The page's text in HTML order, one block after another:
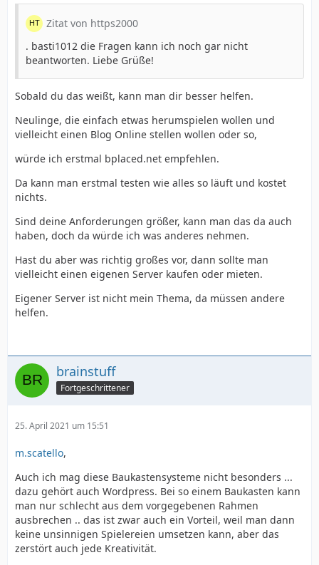
Zitat von https2000
. basti1012 die Fragen kann ich noch gar nicht
beantworten. Liebe Grüße!
Sobald du das weißt, kann man dir besser helfen.
Neulinge, die einfach etwas herumspielen wollen und
vielleicht einen Blog Online stellen wollen oder so,
würde ich erstmal bplaced.net empfehlen.
Da kann man erstmal testen wie alles so läuft und kostet
nichts.
Sind deine Anforderungen größer, kann man das da auch
haben, doch da würde ich was anderes nehmen.
Hast du aber was richtig großes vor, dann sollte man
vielleicht einen eigenen Server kaufen oder mieten.
Eigener Server ist nicht mein Thema, da müssen andere
helfen.
brainstuff
Fortgeschrittener
25. April 2021 um 15:51
m.scatello,
Auch ich mag diese Baukastensysteme nicht besonders ...
dazu gehört auch Wordpress. Bei so einem Baukasten kann
man nur schlecht aus dem vorgegebenen Rahmen
ausbrechen .. das ist zwar auch ein Vorteil, weil man dann
keine unsinnigen Spielereien umsetzen kann, aber das
zerstört auch jede Kreativität.